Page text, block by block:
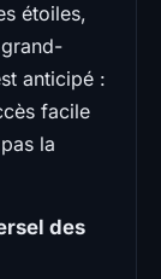
étoiles,
anticipé :
facile
la
des